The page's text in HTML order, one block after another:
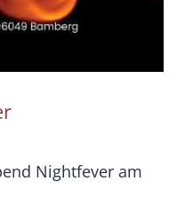
Nightfever am